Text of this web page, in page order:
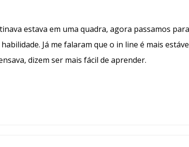
estava em uma quadra, agora passamos
Já me falaram que o in line é mais
dizem ser mais fácil de aprender.